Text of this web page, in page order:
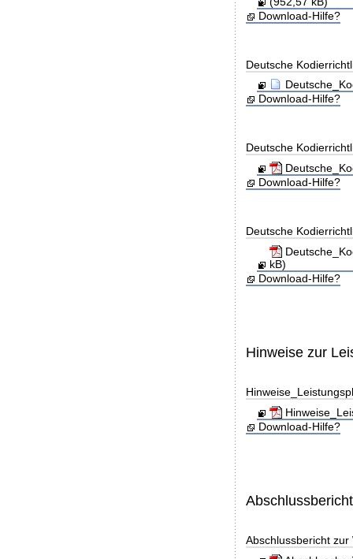
Download-Hilfe?
Deutsche
Download-Hilfe?
Deutsche
Download-Hilfe?
Deutsche
kB)
Download-Hilfe?
Hinweise zur
Download-Hilfe?
Abschlussbericht